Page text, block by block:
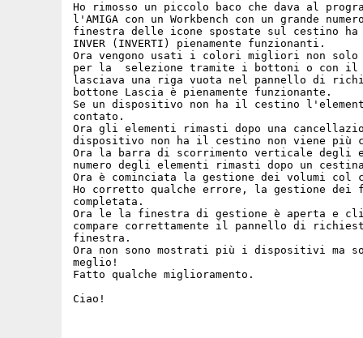
Ho rimosso un piccolo baco che dava al
l'AMIGA con un Workbench con un grande
finestra delle icone spostate sul cestino ha i
INVER (INVERTI) pienamente funzionanti.
Ora vengono usati i colori migliori non
per la  selezione tramite i bottoni o con il
lasciava una riga vuota nel pannello di
bottone Lascia è pienamente funzionante.
Se un dispositivo non ha il cestino
contato.
Ora gli elementi rimasti dopo una
dispositivo non ha il cestino non viene più
Ora la barra di scorrimento verticale degli
numero degli elementi rimasti dopo un
Ora è cominciata la gestione dei volumi col
Ho corretto qualche errore, la gestione dei
completata.
Ora le la finestra di gestione è aperta e
compare correttamente il pannello di
finestra.
Ora non sono mostrati più i dispositivi ma
meglio!
Fatto qualche miglioramento.